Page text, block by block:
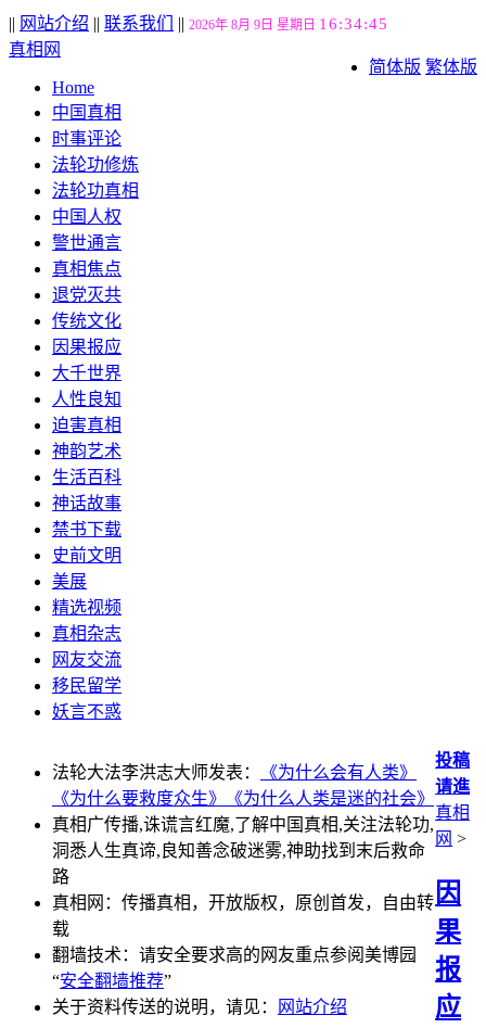
|| 网站介绍 || 联系我们 || 2026年 8月 9日 星期日 16:34:46
简体版 繁体版
真相网
Home
中国真相
时事评论
法轮功修炼
法轮功真相
中国人权
警世通言
真相焦点
退党灭共
传统文化
因果报应
大千世界
人性良知
迫害真相
神韵艺术
生活百科
神话故事
禁书下载
史前文明
美展
精选视频
真相杂志
网友交流
移民留学
妖言不惑
法轮大法李洪志大师发表：
《为什么会有人类》
《为什么要救度众生》
《为什么人类是迷的社会》
真相广传播,诛谎言红魔,了解中国真相,关注法轮功,
洞悉人生真谛,良知善念破迷雾,神助找到末后救命
路
真相网：传播真相，开放版权，原创首发，自由转
载
翻墙技术：请安全要求高的网友重点参阅美博园
“安全翻墙推荐”
关于资料传送的说明，请见：
网站介绍
投稿
请進
真相
网 >
因
果
报
应